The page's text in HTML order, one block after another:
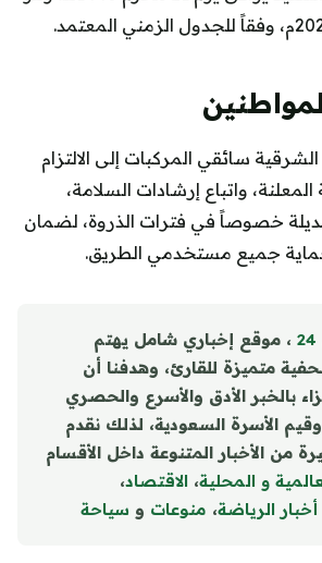
سائقي المركبات إلى الالتزام
المعلنة، واتباع إرشادات السلامة،
خصوصاً في فترات الذروة، لضمان
جميع مستخدمي الطريق.
، موقع إخباري شامل يهتم
متميزة للقارئ، وهدفنا أن
بالخبر الأدق والأسرع والحصري
وقيم الأسرة السعودية، لذلك نقدم
من الأخبار المتنوعة داخل الأقسام
و المحلية، الاقتصاد،
أخبار الرياضة، منوعات و سياحة